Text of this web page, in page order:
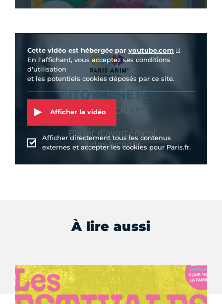
Cette vidéo est hébergée par youtube.com
En l'affichant, vous acceptez ses conditions
d'utilisation
et les potentiels cookies déposés par ce site.
Afficher la vidéo
Afficher directement tous les contenus
externes et accepter les cookies pour Paris.fr.
À lire aussi